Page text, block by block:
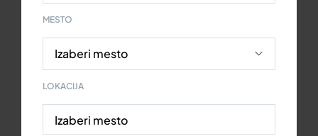
MESTO
LOKACIJA
Izaberi mesto